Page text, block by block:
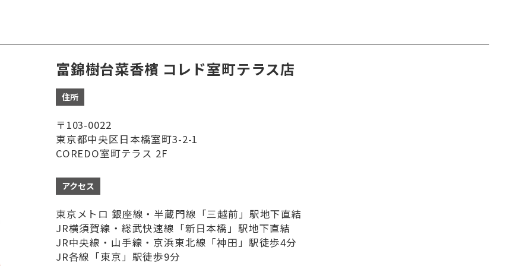
富錦樹台菜香檳 コレド室町テラス店
住所
〒103-0022
東京都中央区日本橋室町3-2-1
COREDO室町テラス 2F
アクセス
東京メトロ 銀座線・半蔵門線「三越前」駅地下直結
JR横須賀線・総武快速線「新日本橋」駅地下直結
JR中央線・山手線・京浜東北線「神田」駅徒歩4分
JR各線「東京」駅徒歩9分